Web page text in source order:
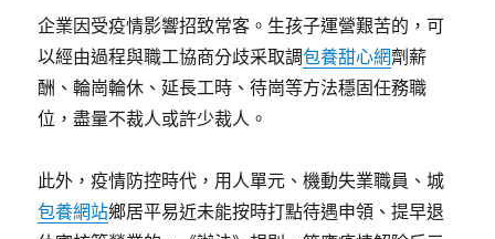
企業因受疫情影響招致常客。生孩子運營艱苦的，可
以經由過程與職工協商分歧采取調包養甜心網劑薪
酬、輪崗輪休、延長工時、待崗等方法穩固任務職
位，盡量不裁人或許少裁人。
此外，疫情防控時代，用人單元、機動失業職員、城
包養網站鄉居平易近未能按時打點待遇申領、提早退